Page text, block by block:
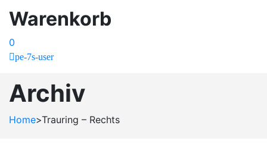
Warenkorb
0
pe-7s-user
Archiv
Home>Trauring – Rechts